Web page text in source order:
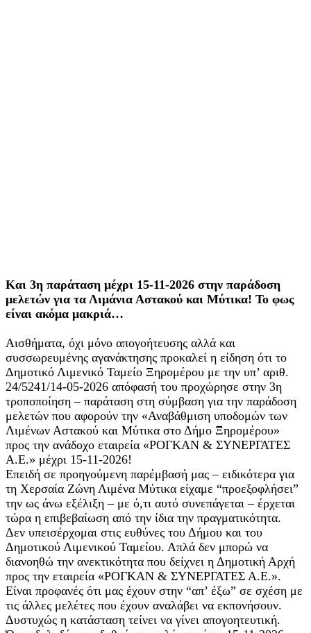
Και 3η παράταση μέχρι 15-11-2026 στην παράδοση
μελετών για τα Λιμάνια Αστακού και Μύτικα! Το φως
είναι ακόμα μακριά…
Αισθήματα, όχι μόνο απογοήτευσης αλλά και
συσσωρευμένης αγανάκτησης προκαλεί η είδηση ότι το
Δημοτικό Λιμενικό Ταμείο Ξηρομέρου με την υπ’ αριθ.
24/5241/14-05-2026 απόφασή του προχώρησε στην 3η
τροποποίηση – παράταση στη σύμβαση για την παράδοση
μελετών που αφορούν την «Αναβάθμιση υποδομών των
Λιμένων Αστακού και Μύτικα στο Δήμο Ξηρομέρου»
προς την ανάδοχο εταιρεία «ΡΟΓΚΑΝ & ΣΥΝΕΡΓΑΤΕΣ
Α.Ε.» μέχρι 15-11-2026!
Επειδή σε προηγούμενη παρέμβασή μας – ειδικότερα για
τη Χερσαία Ζώνη Λιμένα Μύτικα είχαμε “προεξοφλήσει”
την ως άνω εξέλιξη – με ό,τι αυτό συνεπάγεται – έρχεται
τώρα η επιβεβαίωση από την ίδια την πραγματικότητα.
Δεν υπεισέρχομαι στις ευθύνες του Δήμου και του
Δημοτικού Λιμενικού Ταμείου. Απλά δεν μπορώ να
διανοηθώ την ανεκτικότητα που δείχνει η Δημοτική Αρχή
προς την εταιρεία «ΡΟΓΚΑΝ & ΣΥΝΕΡΓΑΤΕΣ Α.Ε.».
Είναι προφανές ότι μας έχουν στην “απ’ έξω” σε σχέση με
τις άλλες μελέτες που έχουν αναλάβει να εκπονήσουν.
Δυστυχώς η κατάσταση τείνει να γίνει απογοητευτική.